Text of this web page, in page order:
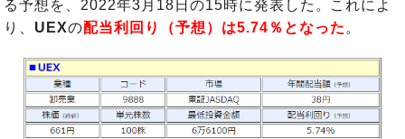
る予想を、2022年3月18日の15時に発表した。これによ
り、 UEXの配当利回り（予想）は5.74％となった 。